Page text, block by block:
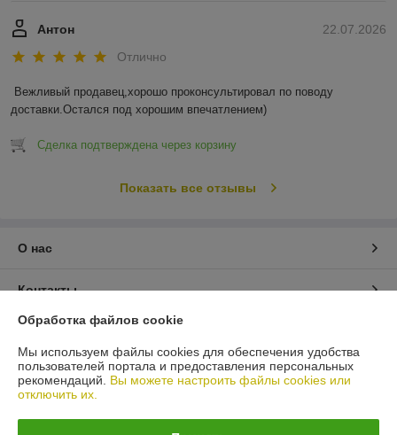
22.07.2026
Антон
Отлично
Вежливый продавец,хорошо проконсультировал по поводу
доставки.Остался под хорошим впечатлением)
Сделка подтверждена через корзину
Показать все отзывы
О нас
Контакты
Доставка и оплата
График работы
Обработка файлов cookie
Мы используем файлы cookies для обеспечения удобства
пользователей портала и предоставления персональных
рекомендаций. Вы можете настроить файлы cookies или
отключить их.